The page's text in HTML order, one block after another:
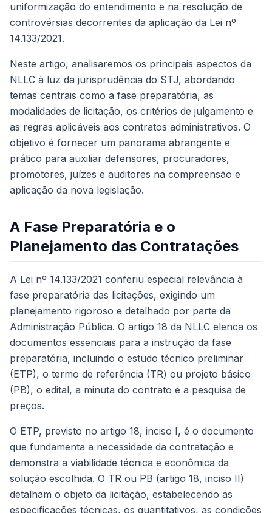
uniformização do entendimento e na resolução de
controvérsias decorrentes da aplicação da Lei nº
14.133/2021.
Neste artigo, analisaremos os principais aspectos da
NLLC à luz da jurisprudência do STJ, abordando
temas centrais como a fase preparatória, as
modalidades de licitação, os critérios de julgamento e
as regras aplicáveis aos contratos administrativos. O
objetivo é fornecer um panorama abrangente e
prático para auxiliar defensores, procuradores,
promotores, juízes e auditores na compreensão e
aplicação da nova legislação.
A Fase Preparatória e o
Planejamento das Contratações
A Lei nº 14.133/2021 conferiu especial relevância à
fase preparatória das licitações, exigindo um
planejamento rigoroso e detalhado por parte da
Administração Pública. O artigo 18 da NLLC elenca os
documentos essenciais para a instrução da fase
preparatória, incluindo o estudo técnico preliminar
(ETP), o termo de referência (TR) ou projeto básico
(PB), o edital, a minuta do contrato e a pesquisa de
preços.
O ETP, previsto no artigo 18, inciso I, é o documento
que fundamenta a necessidade da contratação e
demonstra a viabilidade técnica e econômica da
solução escolhida. O TR ou PB (artigo 18, inciso II)
detalham o objeto da licitação, estabelecendo as
especificações técnicas, os quantitativos, as condições